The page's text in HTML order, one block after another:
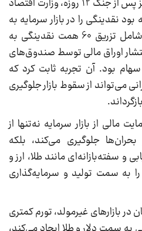
پیش از این در تیر ماه 1404 نیز پس از جنگ 12 روزه، وزارت اقتصاد
نقدینگی را در بازار سرمایه به
جریان بیندازد. این برنامه‌ها شامل تزریق 60 همت نقدینگی به
اوراق مالی توسط صندوق‌های
سهام بود. آن تجربه ثابت کرد که
می‌تواند از سقوط بازار جلوگیری
مالی از بازار سرمایه نه‌تنها از
جلوگیری می‌کند، بلکه
و سفته‌بازانه‌ای مانند طلا، ارز و
به سمت تولید و سرمایه‌گذاری
بازارهای غیرمولد، تورم کمتری